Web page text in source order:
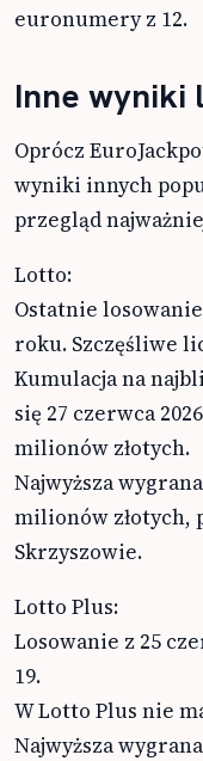
euronumery z 12.
Inne wyniki
Oprócz
wyniki innych
przegląd
Lotto:
Ostatnie losowanie
roku. Szczęśliwe
Kumulacja na
się 27 czerwca
milionów złotych.
Najwyższa
milionów złotych,
Skrzyszowie.
Lotto Plus:
Losowanie z 25
19.
W Lotto Plus nie
Najwyższa